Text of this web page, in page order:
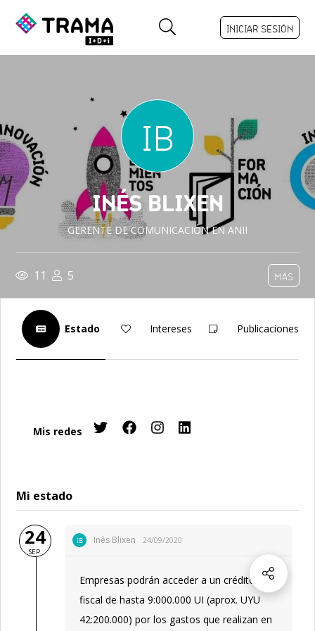
INICIAR SESIÓN
IB
INÉS BLIXEN
GERENTE DE COMUNICACIÓN EN ANII
11 5 MÁS
Estado Intereses Publicaciones
Mis redes
Mi estado
24
SEP.
IB Inés Blixen 24/09/2020
Empresas podrán acceder a un crédito
fiscal de hasta 9:000.000 UI (aprox. UYU
42:200.000) por los gastos que realizan en